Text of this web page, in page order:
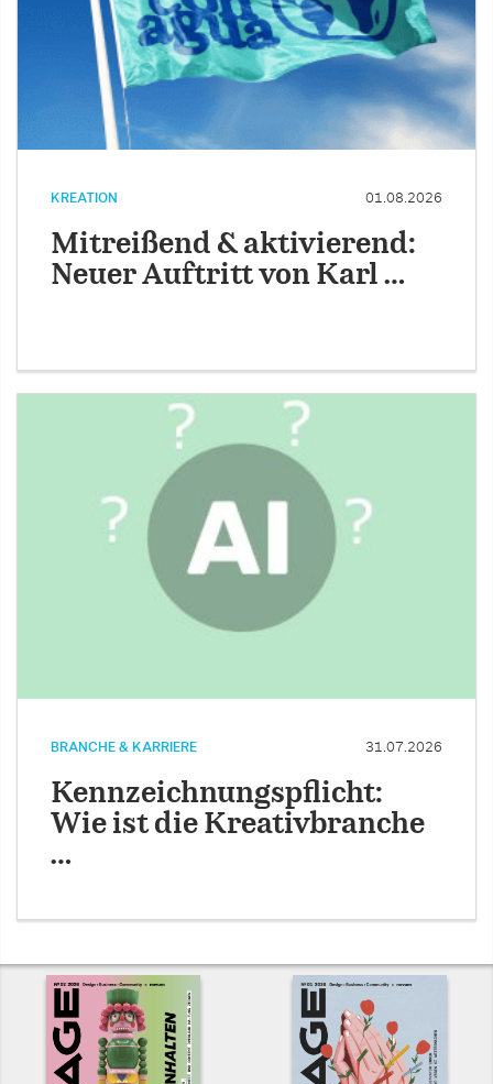
KREATION 01.08.2026
Mitreißend & aktivierend:
Neuer Auftritt von Karl …
BRANCHE & KARRIERE 31.07.2026
Kennzeichnungspflicht:
Wie ist die Kreativbranche
…